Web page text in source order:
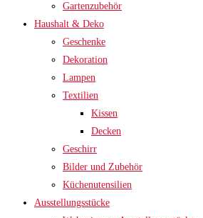
Gartenzubehör
Haushalt & Deko
Geschenke
Dekoration
Lampen
Textilien
Kissen
Decken
Geschirr
Bilder und Zubehör
Küchenutensilien
Ausstellungsstücke